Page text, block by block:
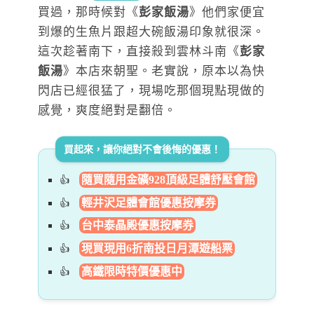
買過，那時候對《彭家飯湯》他們家便宜
到爆的生魚片跟超大碗飯湯印象就很深。
這次趁著南下，直接殺到雲林斗南《彭家
飯湯》本店來朝聖。老實說，原本以為快
閃店已經很猛了，現場吃那個現點現做的
感覺，爽度絕對是翻倍。
買起來，讓你絕對不會後悔的優惠！
隨買隨用金礦928頂級足體舒壓會館
輕井沢足體會館優惠按摩券
台中泰晶殿優惠按摩券
現買現用6折南投日月潭遊船票
高鐵限時特價優惠中